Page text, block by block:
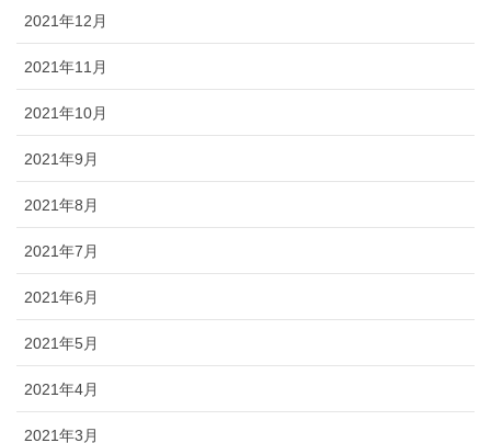
2021年12月
2021年11月
2021年10月
2021年9月
2021年8月
2021年7月
2021年6月
2021年5月
2021年4月
2021年3月